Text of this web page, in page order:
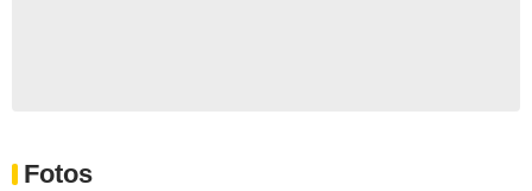
Fotos